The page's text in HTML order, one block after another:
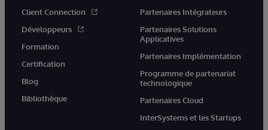
Client Connection
Développeurs
Formation
Certification
Blog
Bibliothèque
Partenaires Intégrateurs
Partenaires Solutions
Applicatives
Partenaires Implémentation
Programme de partenariat
technologique
Partenaires Cloud
InterSystems et les Startups